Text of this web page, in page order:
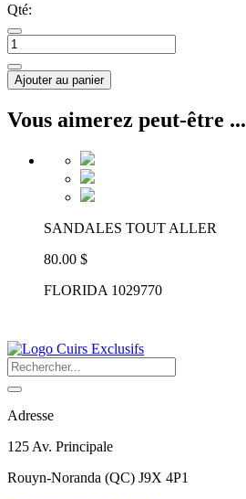
Qté:
Ajouter au panier
Vous aimerez peut-être ...
SANDALES TOUT ALLER
80.00 $
FLORIDA 1029770
Adresse
125 Av. Principale
Rouyn-Noranda (QC) J9X 4P1